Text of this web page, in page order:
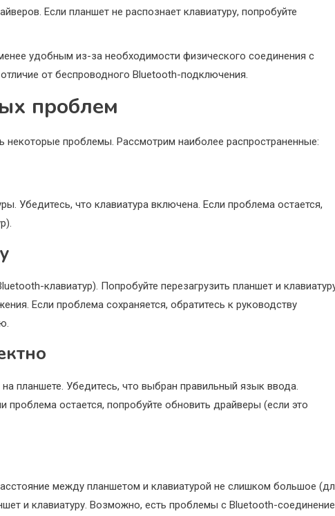
Если планшет не распознает клавиатуру, попробуйте
удобным из-за необходимости физического соединения с
от беспроводного Bluetooth-подключения.
проблем
проблемы. Рассмотрим наиболее распространенные:
Убедитесь, что клавиатура включена. Если проблема остается,
клавиатур). Попробуйте перезагрузить планшет и
Если проблема сохраняется, обратитесь к руководству
планшете. Убедитесь, что выбран правильный язык ввода.
проблема остается, попробуйте обновить драйверы (если это
между планшетом и клавиатурой не слишком большое
и клавиатуру. Возможно, есть проблемы с Bluetooth-